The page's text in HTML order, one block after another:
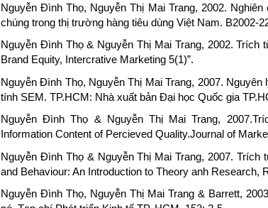
Nguyễn Đình Thọ, Nguyễn Thị Mai Trang, 2002.
chúng trong thị trường hàng tiêu dùng Việt Nam. B2002-
Nguyễn Đình Thọ & Nguyễn Thị Mai Trang, 2002. Trích
Brand Equity, Intercrative Marketing 5(1)”.
Nguyễn Đình Thọ, Nguyễn Thị Mai Trang, 2007.
tính SEM. TP.HCM: Nhà xuất bản Đại học Quốc gia
Nguyễn Đình Thọ & Nguyễn Thị Mai Trang,
Information Content of Percieved Quality.Journal of
Nguyễn Đình Thọ & Nguyễn Thị Mai Trang, 2007. Trích
and Behaviour: An Introduction to Theory anh Research,
Nguyễn Đình Thọ, Nguyễn Thị Mai Trang & Barrett,